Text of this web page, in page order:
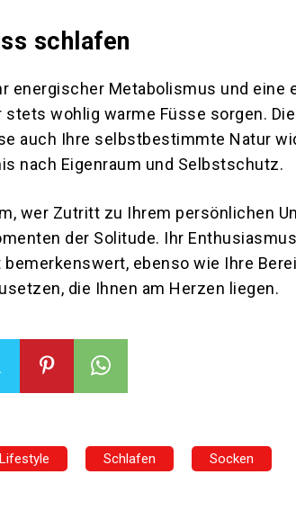
schlafen
energischer Metabolismus und eine
wohlig warme Füsse sorgen.
auch Ihre selbstbestimmte Natur
nach Eigenraum und Selbstschutz.
wer Zutritt zu Ihrem persönlichen
der Solitude. Ihr
ebenso wie Ihre
die Ihnen am Herzen liegen.
Lifestyle Schlafen Socken